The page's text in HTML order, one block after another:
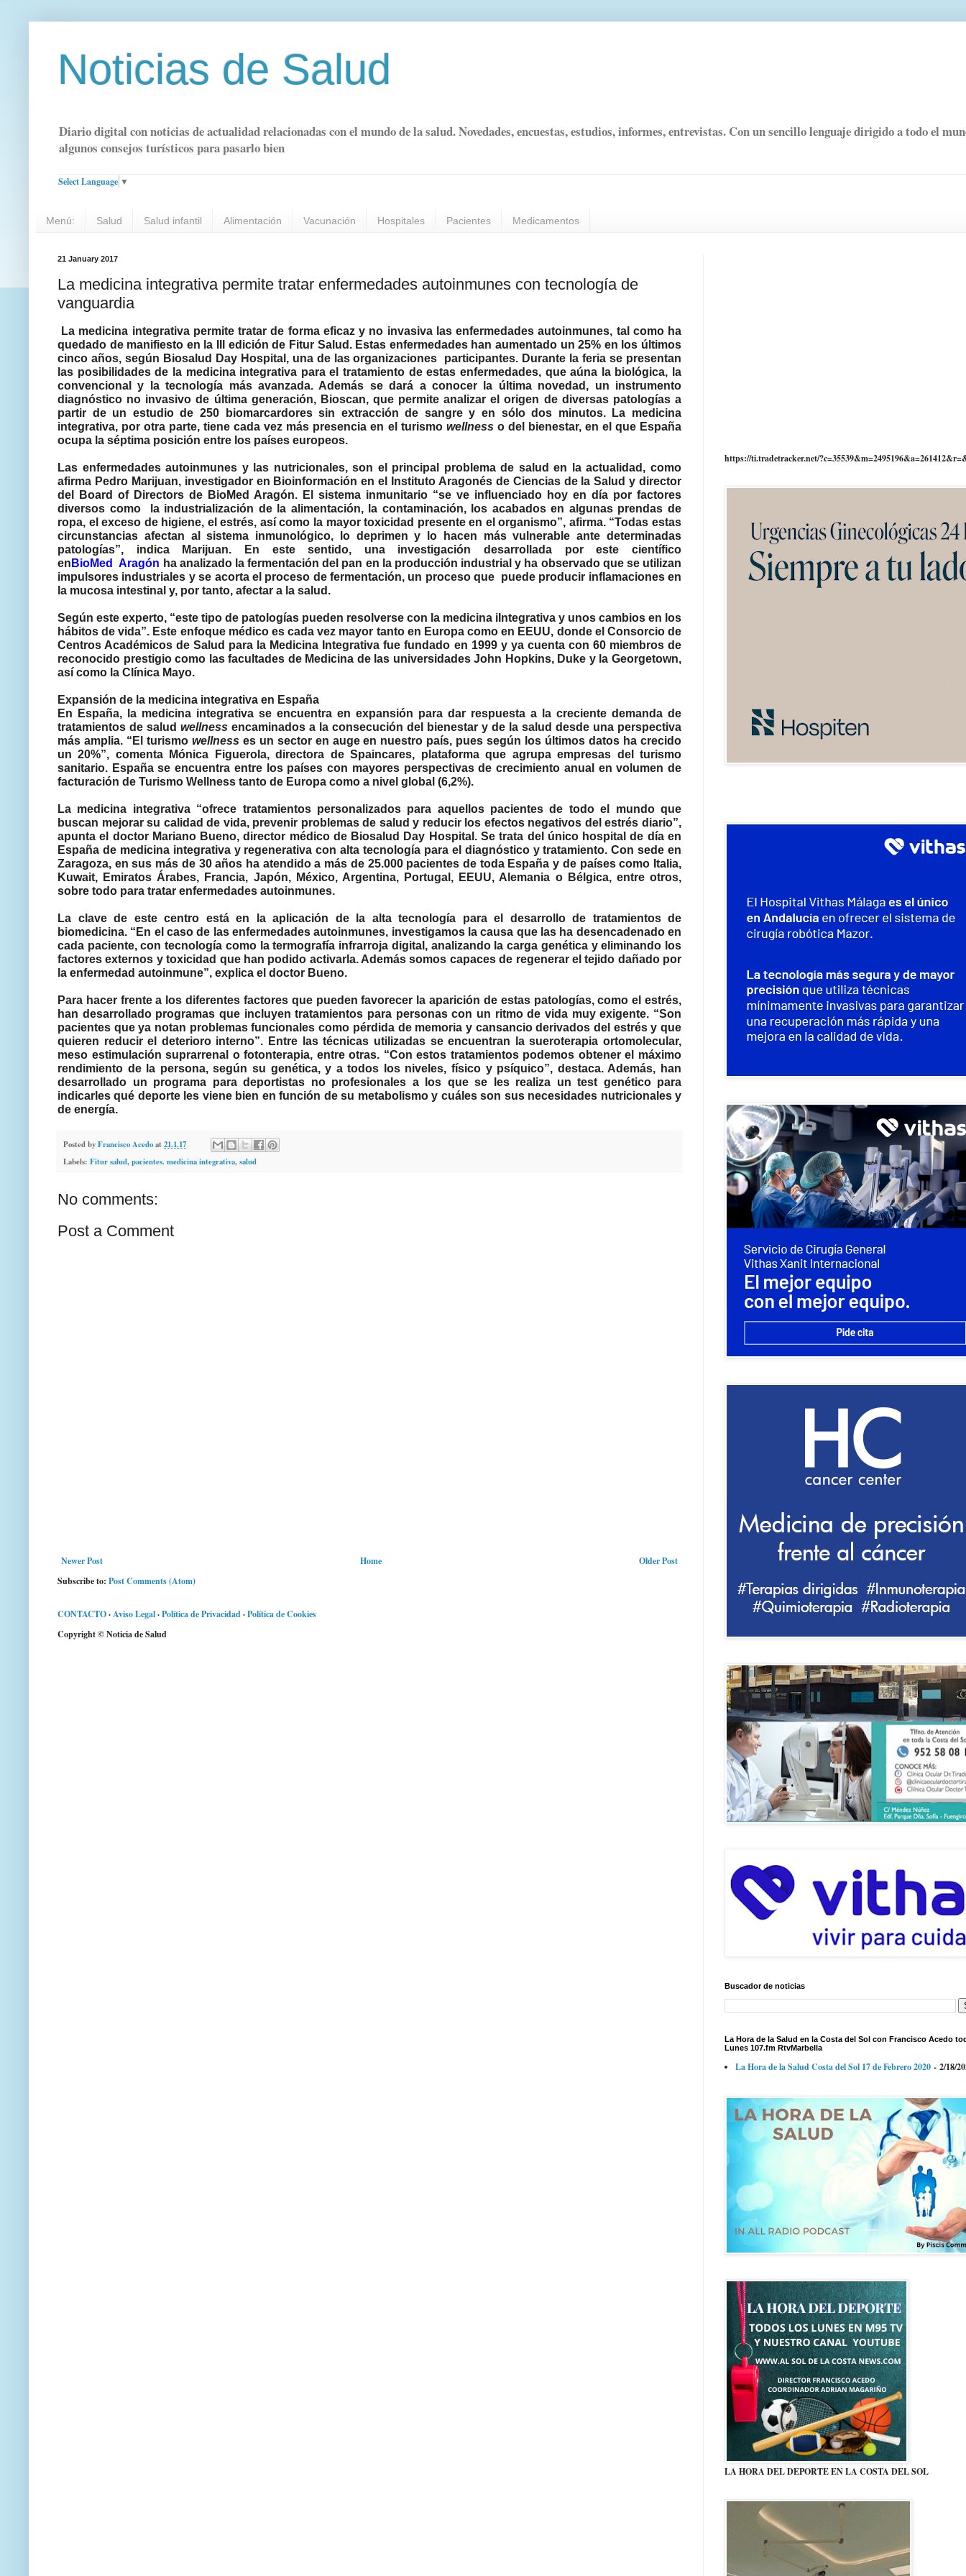
Noticias de Salud
Diario digital con noticias de actualidad relacionadas con el mundo de la salud. Novedades, encuestas, estudios, informes, entrevistas. Con un sencillo lenguaje dirigido a todo el
algunos consejos turísticos para pasarlo bien
Select Language ▼
Menú: Salud Salud infantil Alimentación Vacunación Hospitales Pacientes Medicamentos
21 January 2017
La medicina integrativa permite tratar enfermedades autoinmunes con tecnología de
vanguardia
La medicina integrativa permite tratar de forma eficaz y no invasiva las enfermedades autoinmunes, tal como ha
quedado de manifiesto en la III edición de Fitur Salud. Estas enfermedades han aumentado un 25% en los últimos
cinco años, según Biosalud Day Hospital, una de las organizaciones participantes. Durante la feria se presentan
las posibilidades de la medicina integrativa para el tratamiento de estas enfermedades, que aúna la biológica, la
convencional y la tecnología más avanzada. Además se dará a conocer la última novedad, un instrumento
diagnóstico no invasivo de última generación, Bioscan, que permite analizar el origen de diversas patologías a
partir de un estudio de 250 biomarcardores sin extracción de sangre y en sólo dos minutos. La medicina
integrativa, por otra parte, tiene cada vez más presencia en el turismo wellnesso del bienestar, en el que España
ocupa la séptima posición entre los países europeos.
Las enfermedades autoinmunes y las nutricionales, son el principal problema de salud en la actualidad, como
afirma Pedro Marijuan, investigador en Bioinformación en el Instituto Aragonés de Ciencias de la Salud y director
del Board of Directors de BioMed Aragón. El sistema inmunitario “se ve influenciado hoy en día por factores
diversos como la industrialización de la alimentación, la contaminación, los acabados en algunas prendas de
ropa, el exceso de higiene, el estrés, así como la mayor toxicidad presente en el organismo”, afirma. “Todas estas
circunstancias afectan al sistema inmunológico, lo deprimen y lo hacen más vulnerable ante determinadas
patologías”, indica Marijuan. En este sentido, una investigación desarrollada por este científico
en BioMed Aragón ha analizado la fermentación del pan en la producción industrial y ha observado que se utilizan
impulsores industriales y se acorta el proceso de fermentación, un proceso que puede producir inflamaciones en
la mucosa intestinal y, por tanto, afectar a la salud.
Según este experto, “este tipo de patologías pueden resolverse con la medicina iIntegrativa y unos cambios en los
hábitos de vida”. Este enfoque médico es cada vez mayor tanto en Europa como en EEUU, donde el Consorcio de
Centros Académicos de Salud para la Medicina Integrativa fue fundado en 1999 y ya cuenta con 60 miembros de
reconocido prestigio como las facultades de Medicina de las universidades John Hopkins, Duke y la Georgetown,
así como la Clínica Mayo.
Expansión de la medicina integrativa en España
En España, la medicina integrativa se encuentra en expansión para dar respuesta a la creciente demanda de
tratamientos de salud wellness encaminados a la consecución del bienestar y de la salud desde una perspectiva
más amplia. “El turismo wellnesses un sector en auge en nuestro país, pues según los últimos datos ha crecido
un 20%”, comenta Mónica Figuerola, directora de Spaincares, plataforma que agrupa empresas del turismo
sanitario. España se encuentra entre los países con mayores perspectivas de crecimiento anual en volumen de
facturación de Turismo Wellness tanto de Europa como a nivel global (6,2%).
La medicina integrativa “ofrece tratamientos personalizados para aquellos pacientes de todo el mundo que
buscan mejorar su calidad de vida, prevenir problemas de salud y reducir los efectos negativos del estrés diario”,
apunta el doctor Mariano Bueno, director médico de Biosalud Day Hospital. Se trata del único hospital de día en
España de medicina integrativa y regenerativa con alta tecnología para el diagnóstico y tratamiento. Con sede en
Zaragoza, en sus más de 30 años ha atendido a más de 25.000 pacientes de toda España y de países como Italia,
Kuwait, Emiratos Árabes, Francia, Japón, México, Argentina, Portugal, EEUU, Alemania o Bélgica, entre otros,
sobre todo para tratar enfermedades autoinmunes.
La clave de este centro está en la aplicación de la alta tecnología para el desarrollo de tratamientos de
biomedicina. “En el caso de las enfermedades autoinmunes, investigamos la causa que las ha desencadenado en
cada paciente, con tecnología como la termografía infrarroja digital, analizando la carga genética y eliminando los
factores externos y toxicidad que han podido activarla. Además somos capaces de regenerar el tejido dañado por
la enfermedad autoinmune”, explica el doctor Bueno.
Para hacer frente a los diferentes factores que pueden favorecer la aparición de estas patologías, como el estrés,
han desarrollado programas que incluyen tratamientos para personas con un ritmo de vida muy exigente. “Son
pacientes que ya notan problemas funcionales como pérdida de memoria y cansancio derivados del estrés y que
quieren reducir el deterioro interno”. Entre las técnicas utilizadas se encuentran la sueroterapia ortomolecular,
meso estimulación suprarrenal o fotonterapia, entre otras. “Con estos tratamientos podemos obtener el máximo
rendimiento de la persona, según su genética, y a todos los niveles, físico y psíquico”, destaca. Además, han
desarrollado un programa para deportistas no profesionales a los que se les realiza un test genético para
indicarles qué deporte les viene bien en función de su metabolismo y cuáles son sus necesidades nutricionales y
de energía.
Posted byFrancisco Acedoat 21.1.17
Labels: Fitur salud,pacientes. medicina integrativa,salud
No comments:
Post a Comment
Newer Post Older Post
Home
Subscribe to: Post Comments (Atom)
CONTACTO·Aviso Legal·Política de Privacidad·Política de Cookies
Copyright © Noticia de Salud
https://ti.tradetracker.net/
Buscador de noticias
La Hora de la Salud en la Costa del Sol con Francisco Acedo
Lunes 107.fm RtvMarbella
La Hora de la Salud Costa del Sol 17 de Febrero 2020 - 2/18/
LA HORA DEL DEPORTE EN LA COSTA DEL SOL